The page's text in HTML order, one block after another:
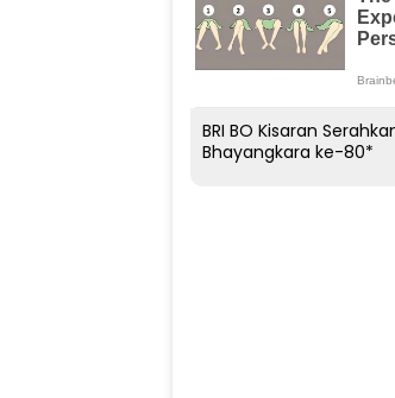
BRI BO Kisaran
Bhayangkara ke-80*